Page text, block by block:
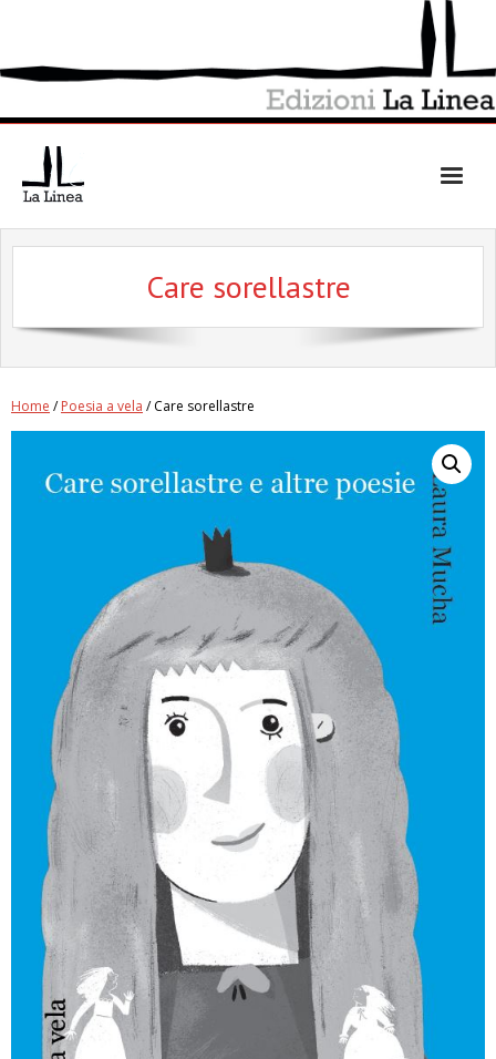
Care sorellastre
Home /Poesia a vela / Care sorellastre